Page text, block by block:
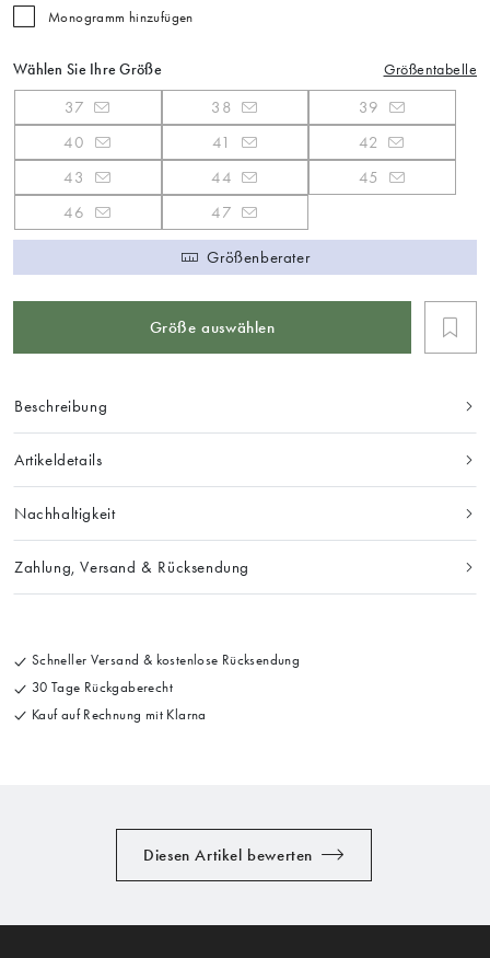
Monogramm hinzufügen
Wählen Sie Ihre Größe Größentabelle
37 38
39
40
41
42
43
44
45
46
47
Größenberater
Größe auswählen
Beschreibung
Artikeldetails
Nachhaltigkeit
Zahlung, Versand & Rücksendung
Schneller Versand & kostenlose Rücksendung
30 Tage Rückgaberecht
Kauf auf Rechnung mit Klarna
Diesen Artikel bewerten